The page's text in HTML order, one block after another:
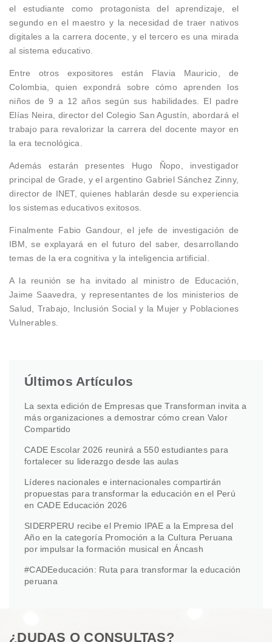
el estudiante como protagonista del aprendizaje, el
segundo en el maestro y la necesidad de traer nativos
digitales a la carrera docente, y el tercero es una mirada
al sistema educativo.
Entre otros expositores están Flavia Mauricio, de
Colombia, quien expondrá sobre cómo aprenden los
niños de 9 a 12 años según sus habilidades. El padre
Elías Neira, director del Colegio San Agustín, abordará el
trabajo para revalorizar la carrera del docente mayor en
la era tecnológica.
Además estarán presentes Hugo Ñopo, investigador
principal de Grade, y el argentino Gabriel Sánchez Zinny,
director de INET, quienes hablarán desde su experiencia
los sistemas educativos exitosos.
Finalmente Fabio Gandour, el jefe de investigación de
IBM, se explayará en el futuro del saber, desarrollando
temas de la era cognitiva y la inteligencia artificial.
A la reunión se ha invitado al ministro de Educación,
Jaime Saavedra, y representantes de los ministerios de
Salud, Trabajo, Inclusión Social y la Mujer y Poblaciones
Vulnerables.
Últimos Artículos
La sexta edición de Empresas que Transforman invita a
más organizaciones a demostrar cómo crean Valor
Compartido
CADE Escolar 2026 reunirá a 550 estudiantes para
fortalecer su liderazgo desde las aulas
Líderes nacionales e internacionales compartirán
propuestas para transformar la educación en el Perú
en CADE Educación 2026
SIDERPERU recibe el Premio IPAE a la Empresa del
Año en la categoría Promoción a la Cultura Peruana
por impulsar la formación musical en Áncash
#CADEeducación: Ruta para transformar la educación
peruana
¿DUDAS O CONSULTAS?